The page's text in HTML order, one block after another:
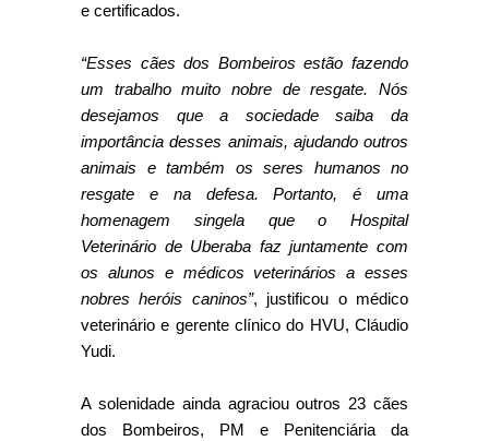
e certificados.
“Esses cães dos Bombeiros estão fazendo
um trabalho muito nobre de resgate. Nós
desejamos que a sociedade saiba da
importância desses animais, ajudando outros
animais e também os seres humanos no
resgate e na defesa. Portanto, é uma
homenagem singela que o Hospital
Veterinário de Uberaba faz juntamente com
os alunos e médicos veterinários a esses
nobres heróis caninos”, justificou o médico
veterinário e gerente clínico do HVU, Cláudio
Yudi.
A solenidade ainda agraciou outros 23 cães
dos Bombeiros, PM e Penitenciária da